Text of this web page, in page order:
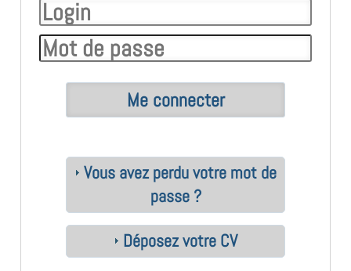
Vous avez perdu votre mot de
passe ?
Déposez votre CV